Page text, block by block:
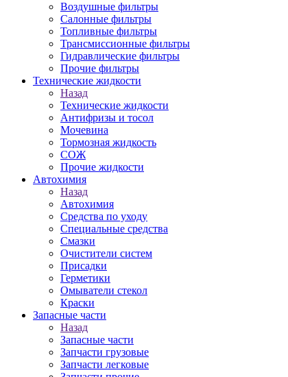
Воздушные фильтры
Салонные фильтры
Топливные фильтры
Трансмиссионные фильтры
Гидравлические фильтры
Прочие фильтры
Технические жидкости
Назад
Технические жидкости
Антифризы и тосол
Мочевина
Тормозная жидкость
СОЖ
Прочие жидкости
Автохимия
Назад
Автохимия
Средства по уходу
Специальные средства
Смазки
Очистители систем
Присадки
Герметики
Омыватели стекол
Краски
Запасные части
Назад
Запасные части
Запчасти грузовые
Запчасти легковые